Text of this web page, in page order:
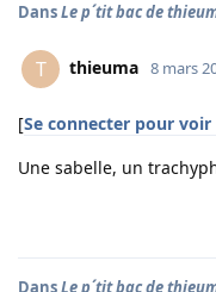
DansLe p´tit bac de
T thieuma 8 mars
[Se connecter pour voir
Une sabelle, un
DansLe p´tit bac de